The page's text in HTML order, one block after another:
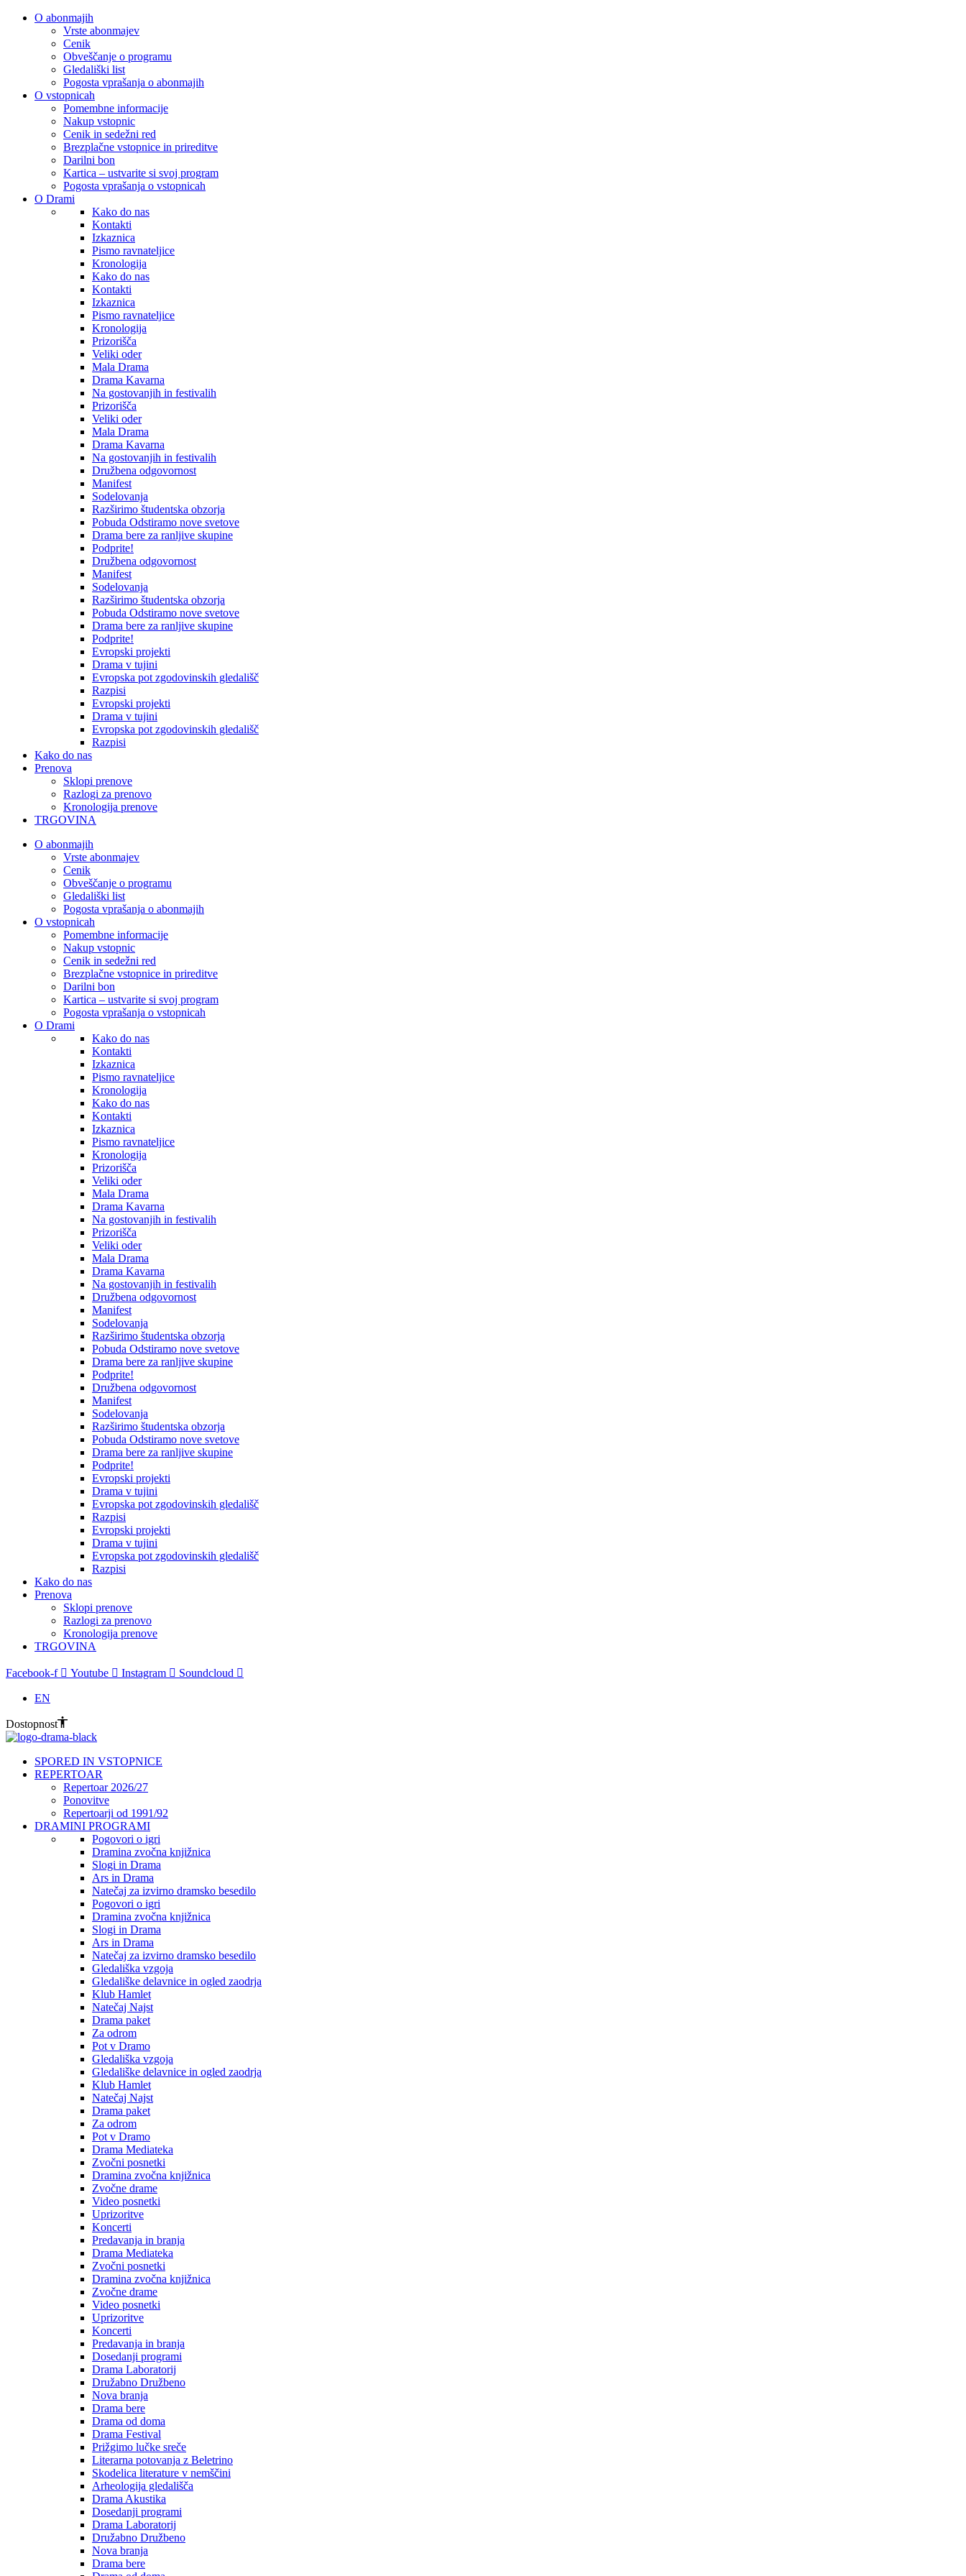
O abonmajih
Vrste abonmajev
Cenik
Obveščanje o programu
Gledališki list
Pogosta vprašanja o abonmajih
O vstopnicah
Pomembne informacije
Nakup vstopnic
Cenik in sedežni red
Brezplačne vstopnice in prireditve
Darilni bon
Kartica – ustvarite si svoj program
Pogosta vprašanja o vstopnicah
O Drami
Kako do nas
Kontakti
Izkaznica
Pismo ravnateljice
Kronologija
Kako do nas
Kontakti
Izkaznica
Pismo ravnateljice
Kronologija
Prizorišča
Veliki oder
Mala Drama
Drama Kavarna
Na gostovanjih in festivalih
Prizorišča
Veliki oder
Mala Drama
Drama Kavarna
Na gostovanjih in festivalih
Družbena odgovornost
Manifest
Sodelovanja
Razširimo študentska obzorja
Pobuda Odstiramo nove svetove
Drama bere za ranljive skupine
Podprite!
Družbena odgovornost
Manifest
Sodelovanja
Razširimo študentska obzorja
Pobuda Odstiramo nove svetove
Drama bere za ranljive skupine
Podprite!
Evropski projekti
Drama v tujini
Evropska pot zgodovinskih gledališč
Razpisi
Evropski projekti
Drama v tujini
Evropska pot zgodovinskih gledališč
Razpisi
Kako do nas
Prenova
Sklopi prenove
Razlogi za prenovo
Kronologija prenove
TRGOVINA
O abonmajih
Vrste abonmajev
Cenik
Obveščanje o programu
Gledališki list
Pogosta vprašanja o abonmajih
O vstopnicah
Pomembne informacije
Nakup vstopnic
Cenik in sedežni red
Brezplačne vstopnice in prireditve
Darilni bon
Kartica – ustvarite si svoj program
Pogosta vprašanja o vstopnicah
O Drami
Kako do nas
Kontakti
Izkaznica
Pismo ravnateljice
Kronologija
Kako do nas
Kontakti
Izkaznica
Pismo ravnateljice
Kronologija
Prizorišča
Veliki oder
Mala Drama
Drama Kavarna
Na gostovanjih in festivalih
Prizorišča
Veliki oder
Mala Drama
Drama Kavarna
Na gostovanjih in festivalih
Družbena odgovornost
Manifest
Sodelovanja
Razširimo študentska obzorja
Pobuda Odstiramo nove svetove
Drama bere za ranljive skupine
Podprite!
Družbena odgovornost
Manifest
Sodelovanja
Razširimo študentska obzorja
Pobuda Odstiramo nove svetove
Drama bere za ranljive skupine
Podprite!
Evropski projekti
Drama v tujini
Evropska pot zgodovinskih gledališč
Razpisi
Evropski projekti
Drama v tujini
Evropska pot zgodovinskih gledališč
Razpisi
Kako do nas
Prenova
Sklopi prenove
Razlogi za prenovo
Kronologija prenove
TRGOVINA
Facebook-f Youtube Instagram Soundcloud
EN
Dostopnost
SPORED IN VSTOPNICE
REPERTOAR
Repertoar 2026/27
Ponovitve
Repertoarji od 1991/92
DRAMINI PROGRAMI
Pogovori o igri
Dramina zvočna knjižnica
Slogi in Drama
Ars in Drama
Natečaj za izvirno dramsko besedilo
Pogovori o igri
Dramina zvočna knjižnica
Slogi in Drama
Ars in Drama
Natečaj za izvirno dramsko besedilo
Gledališka vzgoja
Gledališke delavnice in ogled zaodrja
Klub Hamlet
Natečaj Najst
Drama paket
Za odrom
Pot v Dramo
Gledališka vzgoja
Gledališke delavnice in ogled zaodrja
Klub Hamlet
Natečaj Najst
Drama paket
Za odrom
Pot v Dramo
Drama Mediateka
Zvočni posnetki
Dramina zvočna knjižnica
Zvočne drame
Video posnetki
Uprizoritve
Koncerti
Predavanja in branja
Drama Mediateka
Zvočni posnetki
Dramina zvočna knjižnica
Zvočne drame
Video posnetki
Uprizoritve
Koncerti
Predavanja in branja
Dosedanji programi
Drama Laboratorij
Družabno Družbeno
Nova branja
Drama bere
Drama od doma
Drama Festival
Prižgimo lučke sreče
Literarna potovanja z Beletrino
Skodelica literature v nemščini
Arheologija gledališča
Drama Akustika
Dosedanji programi
Drama Laboratorij
Družabno Družbeno
Nova branja
Drama bere